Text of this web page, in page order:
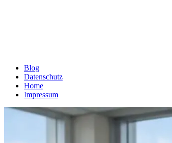
Blog
Datenschutz
Home
Impressum